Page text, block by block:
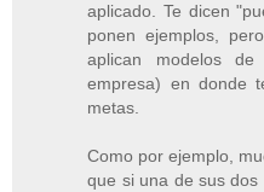
aplicado. Te dicen
ponen ejemplos,
aplican modelos
empresa) en donde
metas.
Como por ejemplo,
que si una de sus